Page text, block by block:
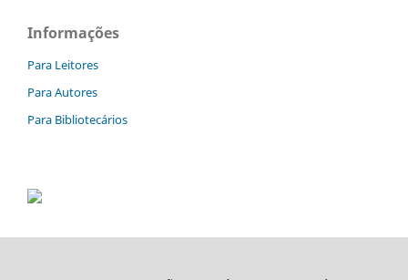
Informações
Para Leitores
Para Autores
Para Bibliotecários